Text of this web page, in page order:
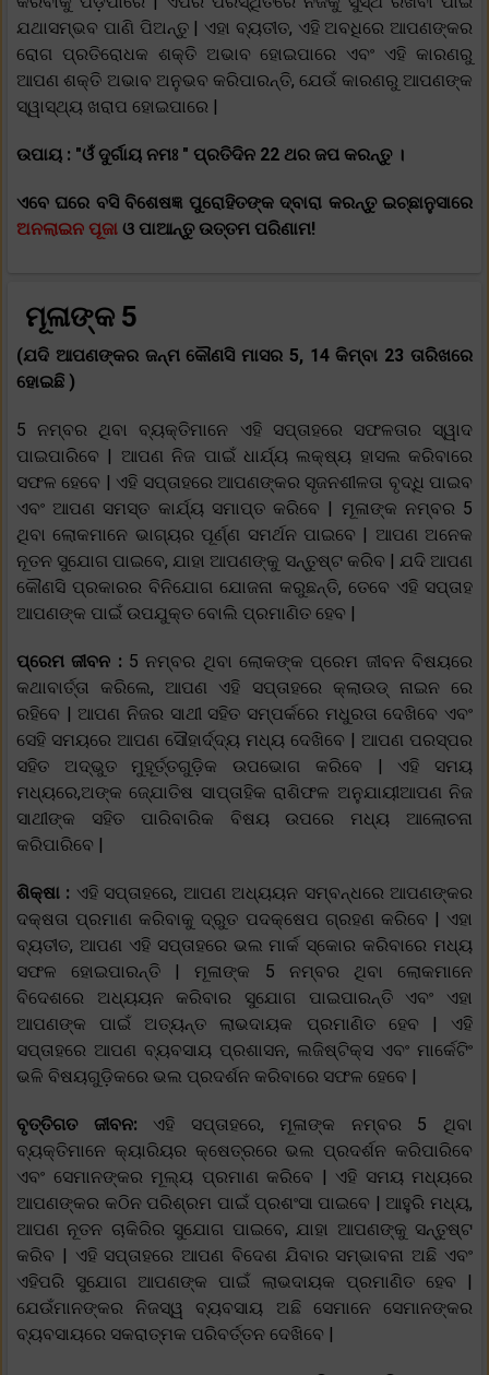
ଯଥାସମ୍ଭବ ପାଣି ପିଅନ୍ତୁ | ଏହା ବ୍ୟତୀତ, ଏହି ଅବଧିରେ ଆପଣଙ୍କର
ରୋଗ ପ୍ରତିରୋଧକ ଶକ୍ତି ଅଭାବ ହୋଇପାରେ ଏବଂ ଏହି କାରଣରୁ
ଆପଣ ଶକ୍ତି ଅଭାବ ଅନୁଭବ କରିପାରନ୍ତି, ଯେଉଁ କାରଣରୁ ଆପଣଙ୍କ
ସ୍ୱାସ୍ଥ୍ୟ ଖରାପ ହୋଇପାରେ |
ଉପାୟ : "ଓଁ ଦୁର୍ଗାୟ ନମଃ " ପ୍ରତିଦିନ 22 ଥର ଜପ କରନ୍ତୁ ।
ଏବେ ଘରେ ବସି ବିଶେଷଜ୍ଞ ପୁରୋହିତଙ୍କ ଦ୍ବାରା କରନ୍ତୁ ଇଚ୍ଛାନୁସାରେ
ଅନଲାଇନ ପୂଜା ଓ ପାଆନ୍ତୁ ଉତ୍ତମ ପରିଣାମ!
ମୂଳାଙ୍କ 5
(ଯଦି ଆପଣଙ୍କର ଜନ୍ମ କୌଣସି ମାସର 5, 14 କିମ୍ବା 23 ତାରିଖରେ
ହୋଇଛି )
5 ନମ୍ବର ଥିବା ବ୍ୟକ୍ତିମାନେ ଏହି ସପ୍ତାହରେ ସଫଳତାର ସ୍ୱାଦ
ପାଇପାରିବେ | ଆପଣ ନିଜ ପାଇଁ ଧାର୍ଯ୍ୟ ଲକ୍ଷ୍ୟ ହାସଲ କରିବାରେ
ସଫଳ ହେବେ | ଏହି ସପ୍ତାହରେ ଆପଣଙ୍କର ସୃଜନଶୀଳତା ବୃଦ୍ଧି ପାଇବ
ଏବଂ ଆପଣ ସମସ୍ତ କାର୍ଯ୍ୟ ସମାପ୍ତ କରିବେ | ମୂଳାଙ୍କ ନମ୍ବର 5
ଥିବା ଲୋକମାନେ ଭାଗ୍ୟର ପୂର୍ଣ୍ଣ ସମର୍ଥନ ପାଇବେ | ଆପଣ ଅନେକ
ନୂତନ ସୁଯୋଗ ପାଇବେ, ଯାହା ଆପଣଙ୍କୁ ସନ୍ତୁଷ୍ଟ କରିବ | ଯଦି ଆପଣ
କୌଣସି ପ୍ରକାରର ବିନିଯୋଗ ଯୋଜନା କରୁଛନ୍ତି, ତେବେ ଏହି ସପ୍ତାହ
ଆପଣଙ୍କ ପାଇଁ ଉପଯୁକ୍ତ ବୋଲି ପ୍ରମାଣିତ ହେବ |
ପ୍ରେମ ଜୀବନ : 5 ନମ୍ବର ଥିବା ଲୋକଙ୍କ ପ୍ରେମ ଜୀବନ ବିଷୟରେ
କଥାବାର୍ତ୍ତା କରିଲେ, ଆପଣ ଏହି ସପ୍ତାହରେ କ୍ଲାଉଡ୍ ନାଇନ ରେ
ରହିବେ | ଆପଣ ନିଜର ସାଥୀ ସହିତ ସମ୍ପର୍କରେ ମଧୁରତା ଦେଖିବେ ଏବଂ
ସେହି ସମୟରେ ଆପଣ ସୌହାର୍ଦ୍ଦ୍ୟ ମଧ୍ୟ ଦେଖିବେ | ଆପଣ ପରସ୍ପର
ସହିତ ଅଦ୍ଭୁତ ମୁହୂର୍ତ୍ତଗୁଡ଼ିକ ଉପଭୋଗ କରିବେ | ଏହି ସମୟ
ମଧ୍ୟରେ,ଅଙ୍କ ଜ୍ଯୋତିଷ ସାପ୍ତାହିକ ରାଶିଫଳ ଅନୁଯାୟୀଆପଣ ନିଜ
ସାଥୀଙ୍କ ସହିତ ପାରିବାରିକ ବିଷୟ ଉପରେ ମଧ୍ୟ ଆଲୋଚନା
କରିପାରିବେ |
ଶିକ୍ଷା : ଏହି ସପ୍ତାହରେ, ଆପଣ ଅଧ୍ୟୟନ ସମ୍ବନ୍ଧରେ ଆପଣଙ୍କର
ଦକ୍ଷତା ପ୍ରମାଣ କରିବାକୁ ଦ୍ରୁତ ପଦକ୍ଷେପ ଗ୍ରହଣ କରିବେ | ଏହା
ବ୍ୟତୀତ, ଆପଣ ଏହି ସପ୍ତାହରେ ଭଲ ମାର୍କ ସ୍କୋର କରିବାରେ ମଧ୍ୟ
ସଫଳ ହୋଇପାରନ୍ତି | ମୂଳାଙ୍କ 5 ନମ୍ବର ଥିବା ଲୋକମାନେ
ବିଦେଶରେ ଅଧ୍ୟୟନ କରିବାର ସୁଯୋଗ ପାଇପାରନ୍ତି ଏବଂ ଏହା
ଆପଣଙ୍କ ପାଇଁ ଅତ୍ୟନ୍ତ ଲାଭଦାୟକ ପ୍ରମାଣିତ ହେବ | ଏହି
ସପ୍ତାହରେ ଆପଣ ବ୍ୟବସାୟ ପ୍ରଶାସନ, ଲଜିଷ୍ଟିକ୍ସ ଏବଂ ମାର୍କେଟିଂ
ଭଳି ବିଷୟଗୁଡ଼ିକରେ ଭଲ ପ୍ରଦର୍ଶନ କରିବାରେ ସଫଳ ହେବେ |
ବୃତ୍ତିଗତ ଜୀବନ: ଏହି ସପ୍ତାହରେ, ମୂଳାଙ୍କ ନମ୍ବର 5 ଥିବା
ବ୍ୟକ୍ତିମାନେ କ୍ୟାରିୟର କ୍ଷେତ୍ରରେ ଭଲ ପ୍ରଦର୍ଶନ କରିପାରିବେ
ଏବଂ ସେମାନଙ୍କର ମୂଲ୍ୟ ପ୍ରମାଣ କରିବେ | ଏହି ସମୟ ମଧ୍ୟରେ
ଆପଣଙ୍କର କଠିନ ପରିଶ୍ରମ ପାଇଁ ପ୍ରଶଂସା ପାଇବେ | ଆହୁରି ମଧ୍ୟ,
ଆପଣ ନୂତନ ଚାକିରିର ସୁଯୋଗ ପାଇବେ, ଯାହା ଆପଣଙ୍କୁ ସନ୍ତୁଷ୍ଟ
କରିବ | ଏହି ସପ୍ତାହରେ ଆପଣ ବିଦେଶ ଯିବାର ସମ୍ଭାବନା ଅଛି ଏବଂ
ଏହିପରି ସୁଯୋଗ ଆପଣଙ୍କ ପାଇଁ ଲାଭଦାୟକ ପ୍ରମାଣିତ ହେବ |
ଯେଉଁମାନଙ୍କର ନିଜସ୍ୱ ବ୍ୟବସାୟ ଅଛି ସେମାନେ ସେମାନଙ୍କର
ବ୍ୟବସାୟରେ ସକରାତ୍ମକ ପରିବର୍ତ୍ତନ ଦେଖିବେ |